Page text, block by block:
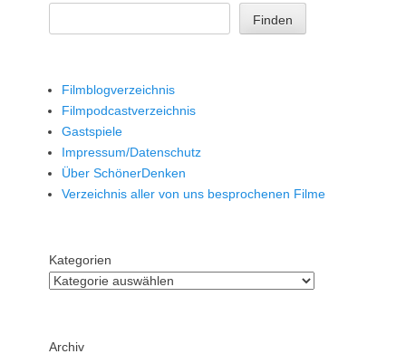
Finden
Filmblogverzeichnis
Filmpodcastverzeichnis
Gastspiele
Impressum/Datenschutz
Über SchönerDenken
Verzeichnis aller von uns besprochenen Filme
Kategorien
Archiv